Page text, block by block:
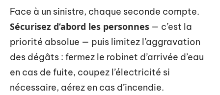
Face à un sinistre, chaque seconde compte.
Sécurisez d’abord les personnes — c’est la
priorité absolue — puis limitez l’aggravation
des dégâts : fermez le robinet d’arrivée d’eau
en cas de fuite, coupez l’électricité si
nécessaire, aérez en cas d’incendie.